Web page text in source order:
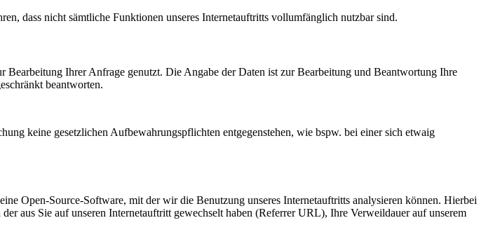
dass nicht sämtliche Funktionen unseres Internetauftritts vollumfänglich nutzbar sind.
Ihrer Anfrage genutzt. Die Angabe der Daten ist zur Bearbeitung und Beantwortung Ihre
beantworten.
keine gesetzlichen Aufbewahrungspflichten entgegenstehen, wie bspw. bei einer sich etwaig
Open-Source-Software, mit der wir die Benutzung unseres Internetauftritts analysieren können. Hierbei
aus Sie auf unseren Internetauftritt gewechselt haben (Referrer URL), Ihre Verweildauer auf unserem